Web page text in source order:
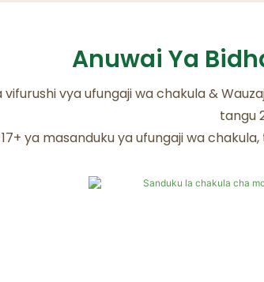
Anuwai Ya
vya ufungaji wa chakula &
tangu
ya masanduku ya ufungaji wa